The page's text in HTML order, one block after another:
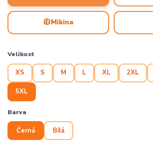
🧥Mikina
Velikost
XS S M L XL 2XL
5XL
Barva
Černá Bílá